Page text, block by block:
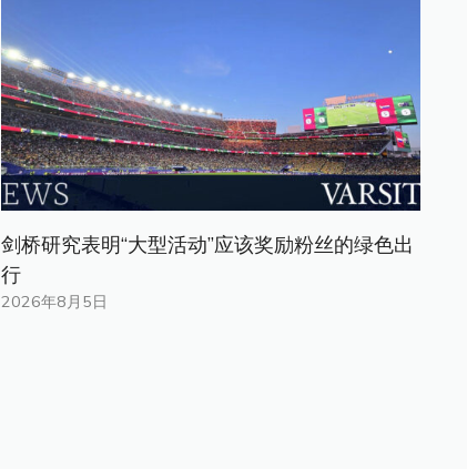
剑桥研究表明“大型活动”应该奖励粉丝的绿色出
行
2026年8月5日